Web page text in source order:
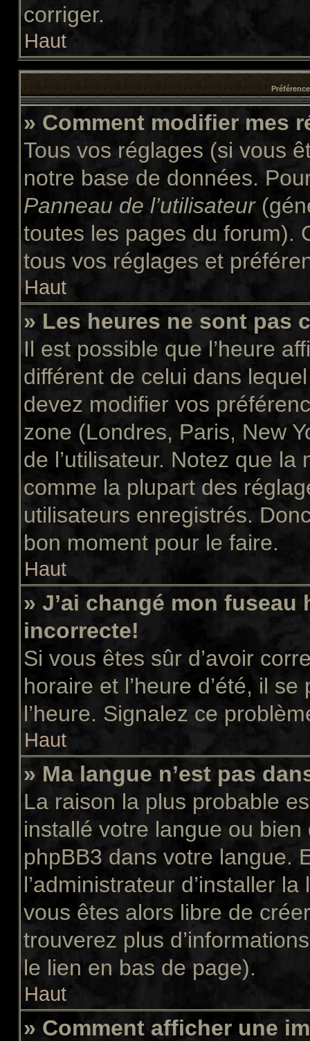
corriger.
Haut
» Comment modifier mes
Tous vos réglages (si vous
notre base de données.
Panneau de l’utilisateur
toutes les pages du forum).
tous vos réglages et
Haut
» Les heures ne sont pas
Il est possible que l’heure
différent de celui dans
devez modifier vos
zone (Londres, Paris, New
de l’utilisateur. Notez que
comme la plupart des
utilisateurs enregistrés.
bon moment pour le faire.
Haut
» J’ai changé mon fuseau
incorrecte!
Si vous êtes sûr d’avoir
horaire et l’heure d’été, il
l’heure. Signalez ce
Haut
» Ma langue n’est pas
La raison la plus probable
installé votre langue ou
phpBB3 dans votre langue.
l’administrateur d’installer
vous êtes alors libre de
trouverez plus
le lien en bas de page).
Haut
» Comment afficher une